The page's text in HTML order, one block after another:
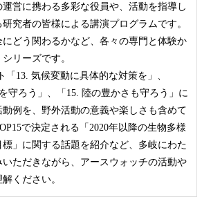
営に携わる多彩な役員や、活動を指導し
究者の皆様による講演プログラムです。
どう関わるかなど、各々の専門と体験か
リーズです。
「13. 気候変動に具体的な対策を」、
守ろう」、「15. 陸の豊かさも守ろう」に
例を、野外活動の意義や楽しさも含めて
で決定される「2020年以降の生物多様
」に関する話題を紹介など、多岐にわた
ただきながら、アースウォッチの活動や
ください。